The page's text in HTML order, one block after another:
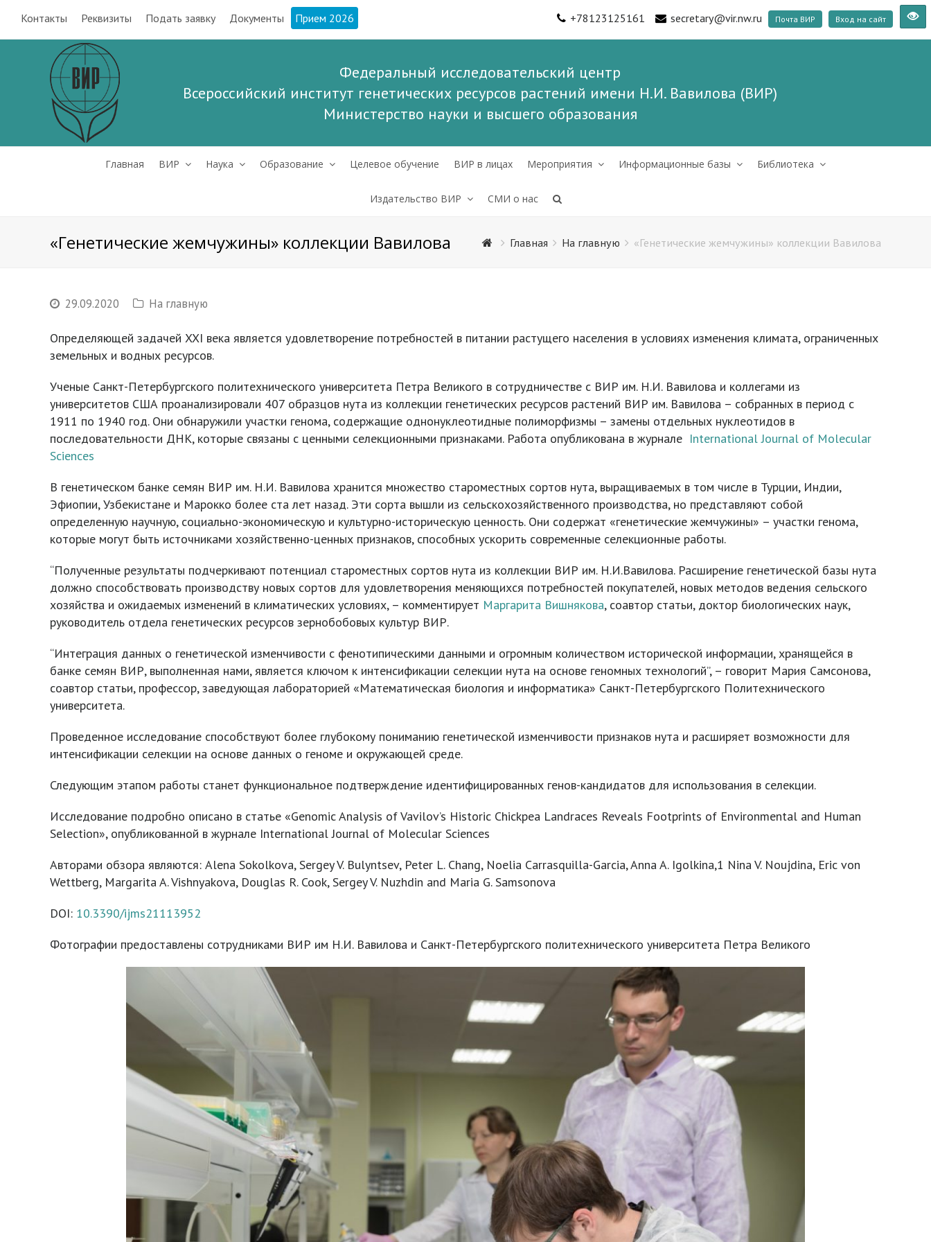
Контакты Реквизиты Подать заявку Документы Прием 2026 +78123125161 secretary@vir.nw.ru Почта ВИР Вход на сайт
Федеральный исследовательский центр
Всероссийский институт генетических ресурсов растений имени Н.И. Вавилова (ВИР)
Министерство науки и высшего образования
Главная ВИР Наука Образование Целевое обучение ВИР в лицах Мероприятия Информационные базы Библиотека
Издательство ВИР СМИ о нас
«Генетические жемчужины» коллекции Вавилова Главная На главную «Генетические жемчужины» коллекции Вавилова
29.09.2020 На главную
Определяющей задачей XXI века является удовлетворение потребностей в питании растущего населения в условиях изменения климата, ограниченных
земельных и водных ресурсов.
Ученые Санкт-Петербургского политехнического университета Петра Великого в сотрудничестве с ВИР им. Н.И. Вавилова и коллегами из
университетов США проанализировали 407 образцов нута из коллекции генетических ресурсов растений ВИР им. Вавилова – собранных в период с
1911 по 1940 год. Они обнаружили участки генома, содержащие однонуклеотидные полиморфизмы – замены отдельных нуклеотидов в
последовательности ДНК, которые связаны с ценными селекционными признаками. Работа опубликована в журнале International Journal of Molecular
Sciences
В генетическом банке семян ВИР им. Н.И. Вавилова хранится множество староместных сортов нута, выращиваемых в том числе в Турции, Индии,
Эфиопии, Узбекистане и Марокко более ста лет назад. Эти сорта вышли из сельскохозяйственного производства, но представляют собой
определенную научную, социально-экономическую и культурно-историческую ценность. Они содержат «генетические жемчужины» – участки генома,
которые могут быть источниками хозяйственно-ценных признаков, способных ускорить современные селекционные работы.
“Полученные результаты подчеркивают потенциал староместных сортов нута из коллекции ВИР им. Н.И.Вавилова. Расширение генетической базы нута
должно способствовать производству новых сортов для удовлетворения меняющихся потребностей покупателей, новых методов ведения сельского
хозяйства и ожидаемых изменений в климатических условиях, – комментирует Маргарита Вишнякова, соавтор статьи, доктор биологических наук,
руководитель отдела генетических ресурсов зернобобовых культур ВИР.
“Интеграция данных о генетической изменчивости с фенотипическими данными и огромным количеством исторической информации, хранящейся в
банке семян ВИР, выполненная нами, является ключом к интенсификации селекции нута на основе геномных технологий”, – говорит Мария Самсонова,
соавтор статьи, профессор, заведующая лабораторией «Математическая биология и информатика» Санкт-Петербургского Политехнического
университета.
Проведенное исследование способствуют более глубокому пониманию генетической изменчивости признаков нута и расширяет возможности для
интенсификации селекции на основе данных о геноме и окружающей среде.
Следующим этапом работы станет функциональное подтверждение идентифицированных генов-кандидатов для использования в селекции.
Исследование подробно описано в статье «Genomic Analysis of Vavilov’s Historic Chickpea Landraces Reveals Footprints of Environmental and Human
Selection», опубликованной в журнале International Journal of Molecular Sciences
Авторами обзора являются: Alena Sokolkova, Sergey V. Bulyntsev, Peter L. Chang, Noelia Carrasquilla-Garcia, Anna A. Igolkina,1 Nina V. Noujdina, Eric von
Wettberg, Margarita A. Vishnyakova, Douglas R. Cook, Sergey V. Nuzhdin and Maria G. Samsonova
DOI: 10.3390/ijms21113952
Фотографии предоставлены сотрудниками ВИР им Н.И. Вавилова и Санкт-Петербургского политехнического университета Петра Великого